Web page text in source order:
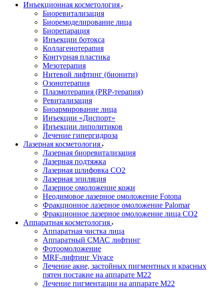
Инъекционная косметология
Биоревитализация
Биоремоделирование лица
Биорепарация
Инъекции ботокса
Коллагенотерапия
Контурная пластика
Мезотерапия
Нитевой лифтинг (бионити)
Озонотерапия
Плазмотерапия (PRP-терапия)
Ревитализация
Биоармирование лица
Инъекции «Диспорт»
Инъекции липолитиков
Лечение гипергидроза
Лазерная косметология
Лазерная биоревитализация
Лазерная подтяжка
Лазерная шлифовка CO2
Лазерная эпиляция
Лазерное омоложение кожи
Неодимовое лазерное омоложение Fotona
Фракционное лазерное омоложение Palomar
Фракционное лазерное омоложение лица СО2
Аппаратная косметология
Аппаратная чистка лица
Аппаратный СМАС лифтинг
Фотоомоложение
MRF-лифтинг Vivace
Лечение акне, застойных пигментных и красных
пятен постакне на аппарате М22
Лечение пигментации на аппарате М22